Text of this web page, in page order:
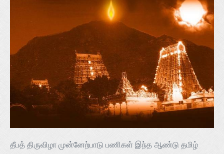
தீபத் திருவிழா முன்னேற்பாடு பணிகள் இந்த ஆண்டு தமிழ்